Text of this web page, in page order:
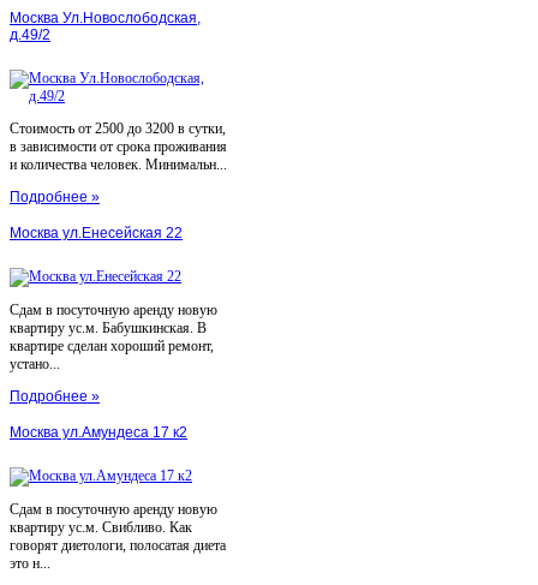
Москва Ул.Новослободская,
д.49/2
Стоимость от 2500 до 3200 в сутки,
в зависимости от срока проживания
и количества человек. Минимальн...
Подробнее »
Москва ул.Енесейская 22
Сдам в посуточную аренду новую
квартиру ус.м. Бабушкинская. В
квартире сделан хороший ремонт,
устано...
Подробнее »
Москва ул.Амундеса 17 к2
Сдам в посуточную аренду новую
квартиру ус.м. Свибливо. Как
говорят диетологи, полосатая диета
это н...